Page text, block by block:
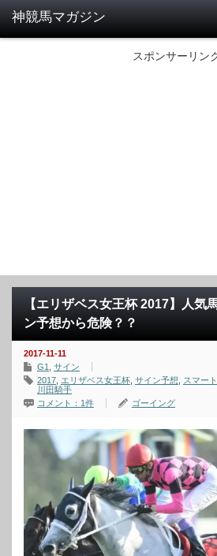
スポンサーリン
【エリザベス女王杯 2017】人気
ン予想から危険？？
2017-11-11
G1
サイン
2017 エリザベス女王杯 サイン予想 スマー
川田騎手
コメント：1件
ゴーイング